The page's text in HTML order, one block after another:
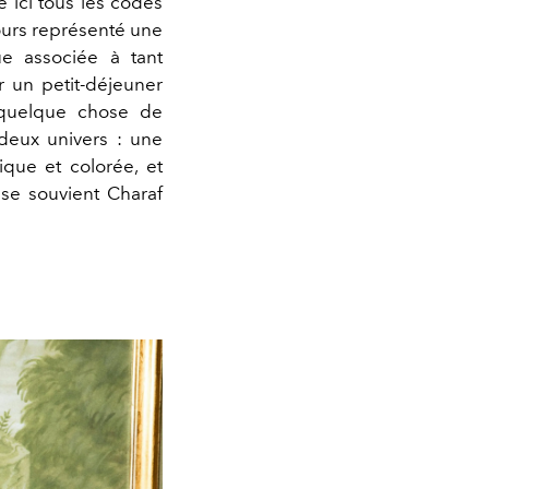
représenté une
associée à tant
un petit-déjeuner
chose de
univers : une
et colorée, et
souvient Charaf